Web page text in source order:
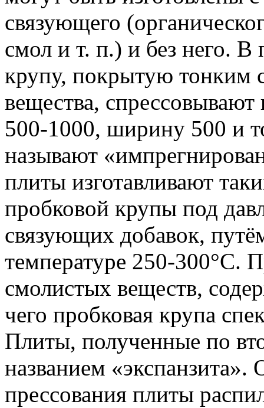
связующего
смол и т. п.) и без него.
крупу, покрытую тонким
вещества,
500-1000, ширину 500 и
называют
плиты изготавливают
пробковой крупы под
связующих добавок,
температуре 250-300°С.
смолистых веществ,
чего пробковая крупа
Плиты, полученные по
названием
прессования плиты